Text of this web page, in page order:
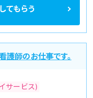
てもらう
護師のお仕事です。
サービス)